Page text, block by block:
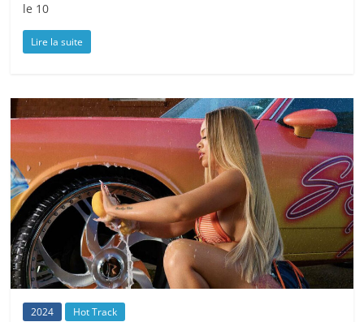
le 10
Lire la suite
2024 Hot Track